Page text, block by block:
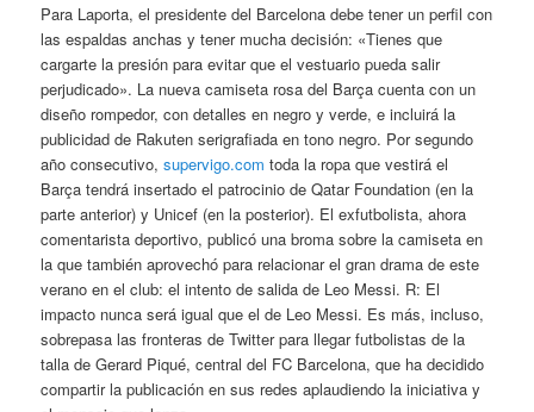
Para Laporta, el presidente del Barcelona debe tener un perfil con
las espaldas anchas y tener mucha decisión: «Tienes que
cargarte la presión para evitar que el vestuario pueda salir
perjudicado». La nueva camiseta rosa del Barça cuenta con un
diseño rompedor, con detalles en negro y verde, e incluirá la
publicidad de Rakuten serigrafiada en tono negro. Por segundo
año consecutivo,supervigo.com toda la ropa que vestirá el
Barça tendrá insertado el patrocinio de Qatar Foundation (en la
parte anterior) y Unicef (en la posterior). El exfutbolista, ahora
comentarista deportivo, publicó una broma sobre la camiseta en
la que también aprovechó para relacionar el gran drama de este
verano en el club: el intento de salida de Leo Messi. R: El
impacto nunca será igual que el de Leo Messi. Es más, incluso,
sobrepasa las fronteras de Twitter para llegar futbolistas de la
talla de Gerard Piqué, central del FC Barcelona, que ha decidido
compartir la publicación en sus redes aplaudiendo la iniciativa y